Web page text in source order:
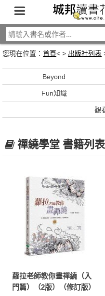
您現在位置： 首頁< > 出版社列表
Beyond
Fun知識
觀
禪繞學堂 書籍列表
蘿拉老師教你畫禪繞（入
門篇）（2版）（修訂版）